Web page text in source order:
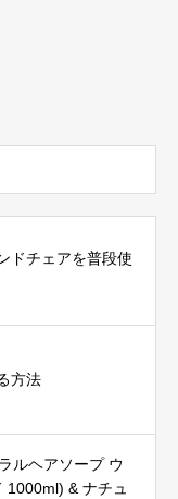
ドチェアを普段使
方法
ルヘアソープ ウ
1000ml) & ナチュ